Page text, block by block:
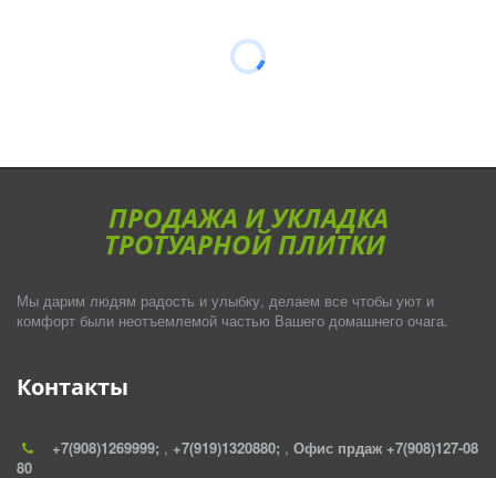
ПРОДАЖА И УКЛАДКА
ТРОТУАРНОЙ ПЛИТКИ
Мы дарим людям радость и улыбку, делаем все чтобы уют и
комфорт были неотъемлемой частью Вашего домашнего очага.
Контакты
+7(908)1269999; , +7(919)1320880; , Офис прдаж +7(908)127-08
80